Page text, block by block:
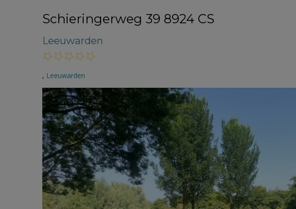
Schieringerweg 39 8924 CS
Leeuwarden
, Leeuwarden